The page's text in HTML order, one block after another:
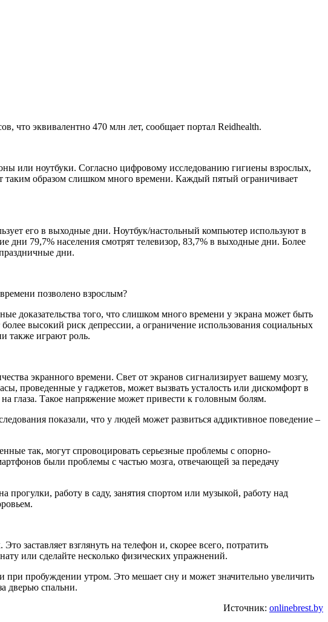
что эквивалентно 470 млн лет, сообщает портал Reidhealth.
или ноутбуки. Согласно цифровому исследованию гигиены взрослых,
таким образом слишком много времени. Каждый пятый ограничивает
его в выходные дни. Ноутбук/настольный компьютер используют в
дни 79,7% населения смотрят телевизор, 83,7% в выходные дни. Более
дни.
позволено взрослым?
доказательства того, что слишком много времени у экрана может быть
высокий риск депрессии, а ограничение использования социальных
также играют роль.
экранного времени. Свет от экранов сигнализирует вашему мозгу,
проведенные у гаджетов, может вызвать усталость или дискомфорт в
глаза. Такое напряжение может привести к головным болям.
показали, что у людей может развиться аддиктивное поведение –
так, могут спровоцировать серьезные проблемы с опорно-
были проблемы с частью мозга, отвечающей за передачу
работу в саду, занятия спортом или музыкой, работу над
заставляет взглянуть на телефон и, скорее всего, потратить
или сделайте несколько физических упражнений.
при пробуждении утром. Это мешает сну и может значительно увеличить
дверью спальни.
Источник: onlinebrest.by